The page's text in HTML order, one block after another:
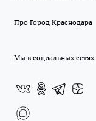
Про Город Краснодара
Мы в социальных сетях